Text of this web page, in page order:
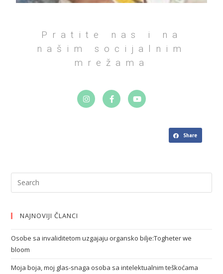
Pratite nas i na
našim socijalnim
mrežama
Share
NAJNOVIJI ČLANCI
Osobe sa invaliditetom uzgajaju organsko bilje:Togheter we
bloom
Moja boja, moj glas-snaga osoba sa intelektualnim teškoćama